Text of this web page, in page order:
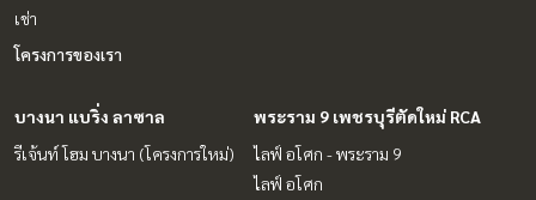
เช่า
โครงการของเรา
บางนา แบริ่ง ลาซาล
รีเจ้นท์ โฮม บางนา (โครงการใหม่)
พระราม 9 เพชรบุรีตัดใหม่ RCA
ไลฟ์ อโศก - พระราม 9
ไลฟ์ อโศก